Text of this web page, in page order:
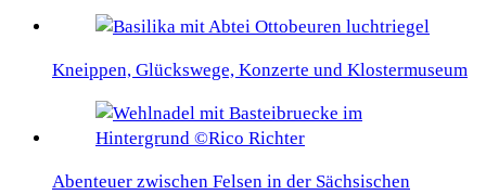
Kneippen, Glückswege, Konzerte und Klostermuseum
Abenteuer zwischen Felsen in der Sächsischen